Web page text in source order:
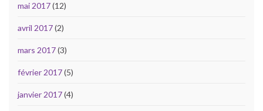
mai 2017(12)
avril 2017(2)
mars 2017(3)
février 2017(5)
janvier 2017(4)